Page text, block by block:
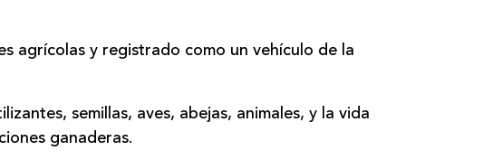
agrícolas y registrado como un vehículo de la
semillas, aves, abejas, animales, y la vida
ganaderas.